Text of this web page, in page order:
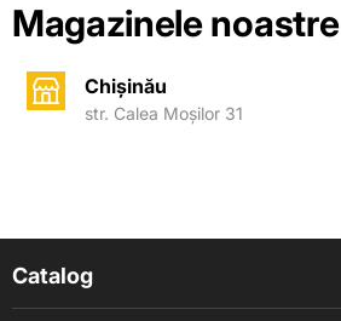
Magazinele noastre
Chișinău
str. Calea Moșilor 31
Catalog